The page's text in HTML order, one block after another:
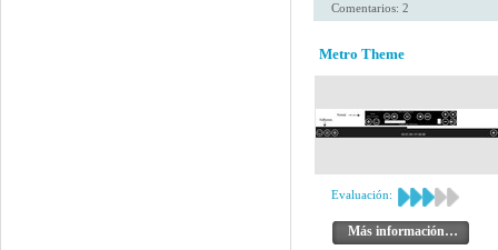
Comentarios: 2
Metro Theme
Evaluación:
Más información…